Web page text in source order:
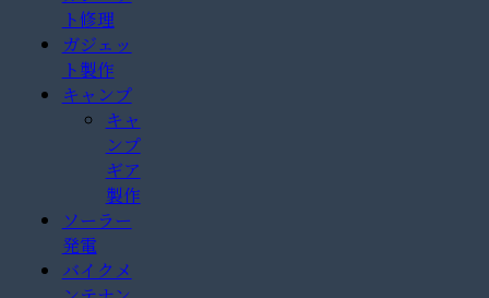
ト修理
ガジェッ
ト製作
キャンプ
キャ
ンプ
ギア
製作
ソーラー
発電
バイクメ